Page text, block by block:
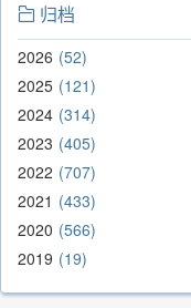
归档
2026 52
2025 121
2024 314
2023 405
2022 707
2021
433
2020 566
2019 19